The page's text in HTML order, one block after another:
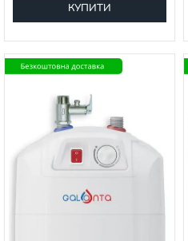
КУПИТИ